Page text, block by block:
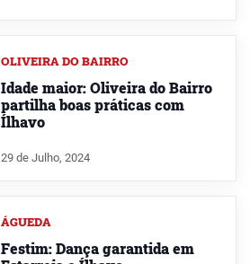
OLIVEIRA DO BAIRRO
Idade maior: Oliveira do Bairro
partilha boas práticas com
Ílhavo
29 de Julho, 2024
ÁGUEDA
Festim: Dança garantida em